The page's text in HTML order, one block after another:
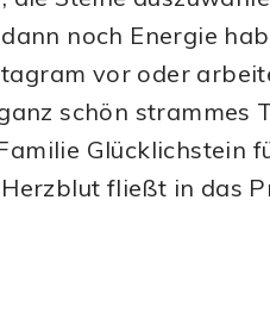
noch Energie
vor oder
schön strammes
Glücklichstein
fließt in das